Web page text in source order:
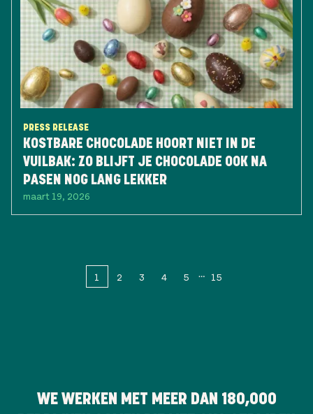
PRESS RELEASE
KOSTBARE CHOCOLADE HOORT NIET IN DE
VUILBAK: ZO BLIJFT JE CHOCOLADE OOK NA
PASEN NOG LANG LEKKER
maart 19, 2026
1 2 3 4 5 15
WE WERKEN MET MEER DAN 180,000